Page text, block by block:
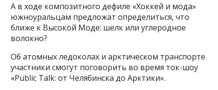
А в ходе композитного дефиле «Хоккей и мода»
южноуральцам предложат определиться, что
ближе к Высокой Моде: шелк или углеродное
волокно?
Об атомных ледоколах и арктическом транспорте
участники смогут поговорить во время ток-шоу
«Public Talk: от Челябинска до Арктики».